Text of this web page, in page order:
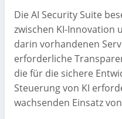
Die AI Security Suite
zwischen KI-Innovation
darin vorhandenen
erforderliche
die für die sichere
Steuerung von KI
wachsenden Einsatz